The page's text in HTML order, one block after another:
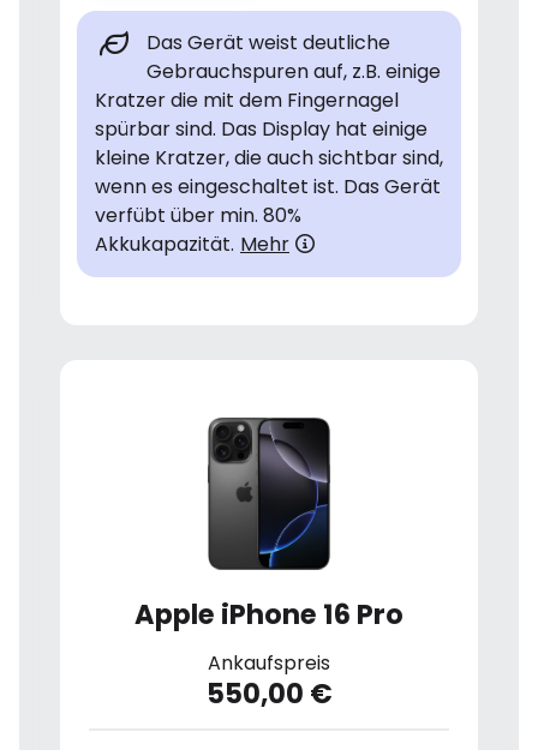
Das Gerät weist deutliche
Gebrauchspuren auf, z.B. einige
Kratzer die mit dem Fingernagel
spürbar sind. Das Display hat einige
kleine Kratzer, die auch sichtbar sind,
wenn es eingeschaltet ist. Das Gerät
verfübt über min. 80%
Akkukapazität. Mehr
Apple iPhone 16 Pro
Ankaufspreis
550,00 €